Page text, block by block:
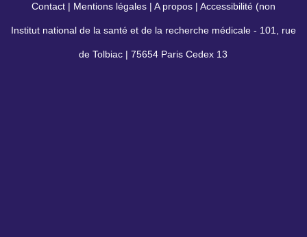
Contact | Mentions légales | A propos | Accessibilité (non
conforme)
Institut national de la santé et de la recherche médicale - 101, rue
de Tolbiac | 75654 Paris Cedex 13